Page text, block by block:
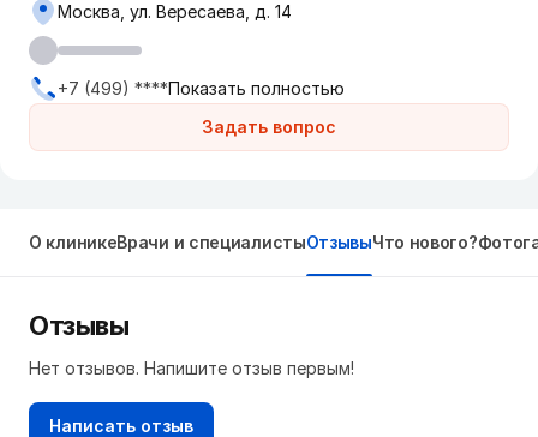
Задать вопрос
Москва, ул. Вересаева, д. 14
+7 (499) ****Показать полностью
О клиникеВрачи и специалистыОтзывыЧто нового?
Отзывы
Нет отзывов. Напишите отзыв первым!
Написать отзыв